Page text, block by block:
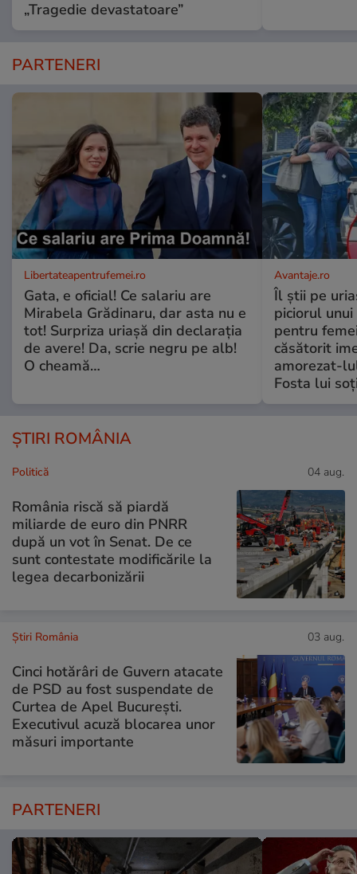
„Tragedie devastatoare”
PARTENERI
Libertateapentrufemei.ro
Gata, e oficial! Ce salariu are
Mirabela Grădinaru, dar asta nu e
tot! Surpriza uriașă din declarația
de avere! Da, scrie negru pe alb!
O cheamă…
Avantaje.ro
Îl știi pe
piciorul
pentru
căsătorit
amorezat-
Fosta lui
ȘTIRI ROMÂNIA
Politică 04 aug.
România riscă să piardă
miliarde de euro din PNRR
după un vot în Senat. De ce
sunt contestate modificările la
legea decarbonizării
Știri România 03 aug.
Cinci hotărâri de Guvern atacate
de PSD au fost suspendate de
Curtea de Apel București.
Executivul acuză blocarea unor
măsuri importante
PARTENERI